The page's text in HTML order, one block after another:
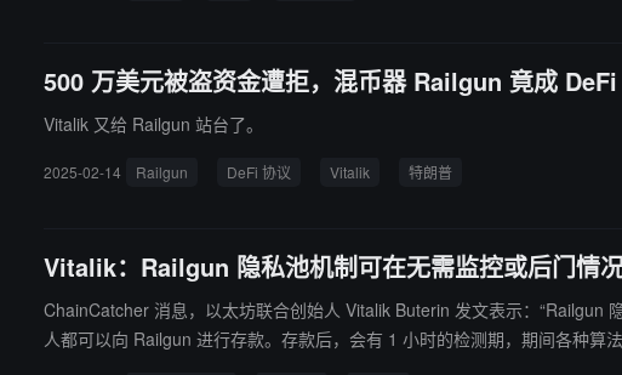
500 万美元被盗资金遭拒，混币器 Railgun 竟成 DeFi
Vitalik 又给 Railgun 站台了。
2025-02-14 Railgun DeFi 协议 Vitalik 特朗普
Vitalik：Railgun 隐私池机制可在无需监控或后门情
ChainCatcher 消息，以太坊联合创始人 Vitalik Buterin 发文表示：“Railgun
人都可以向 Railgun 进行存款。存款后，会有 1 小时的检测期，期间各种算法会分析该存款是否可能来自其判